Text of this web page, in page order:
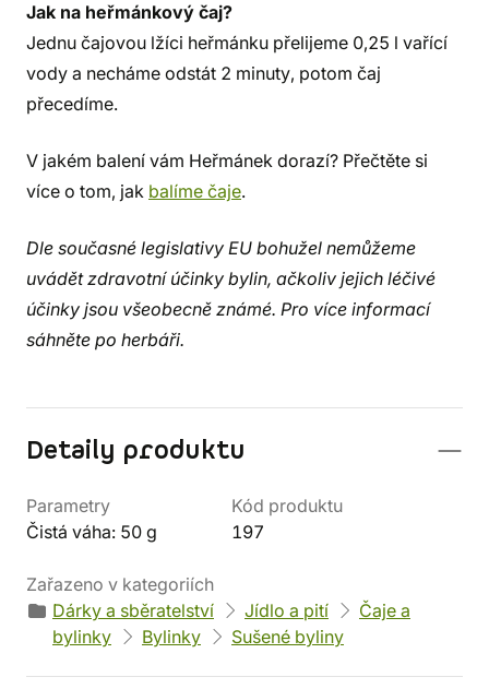
Jak na heřmánkový čaj?
Jednu čajovou lžíci heřmánku přelijeme 0,25 l vařící
vody a necháme odstát 2 minuty, potom čaj
přecedíme.
V jakém balení vám Heřmánek dorazí? Přečtěte si
více o tom, jak balíme čaje.
Dle současné legislativy EU bohužel nemůžeme
uvádět zdravotní účinky bylin, ačkoliv jejich léčivé
účinky jsou všeobecně známé. Pro více informací
sáhněte po herbáři.
Detaily produktu
Parametry
Čistá váha: 50 g
Kód produktu
197
Zařazeno v kategoriích
Dárky a sběratelství
Jídlo a pití
Čaje a
bylinky
Bylinky Sušené byliny